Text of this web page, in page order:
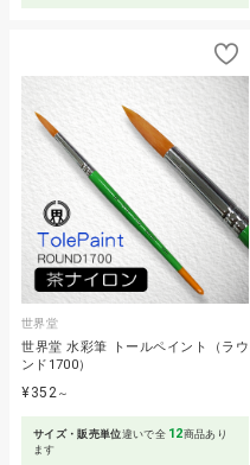
世界堂
世界堂 水彩筆 トールペイント（ラウ
ンド1700）
¥352 ～
サイズ・販売単位違いで全 12商品あり
ます